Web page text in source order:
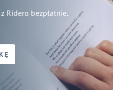
Ridero bezpłatnie.